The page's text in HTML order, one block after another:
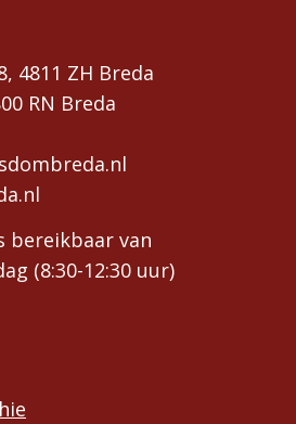
4811 ZH Breda
RN Breda
bereikbaar van
(8:30-12:30 uur)